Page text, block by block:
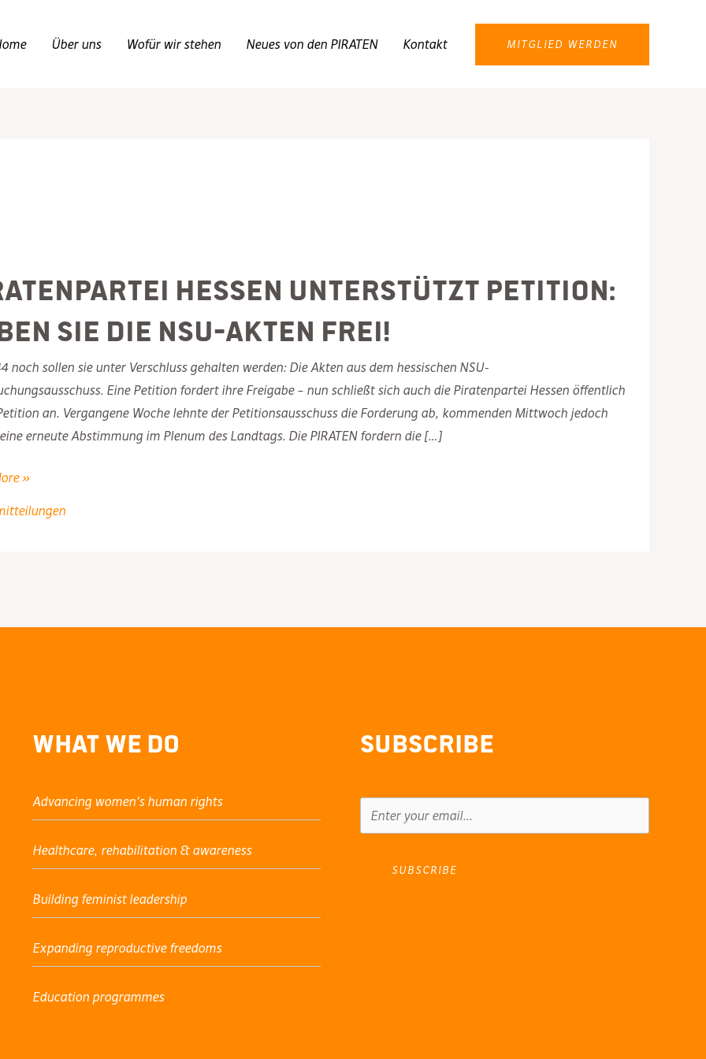
Über uns Wofür wir stehen Neues von den PIRATEN Kontakt MITGLIED WERDEN
Hessen unterstützt Petition:
Sie die NSU-Akten frei!
noch sollen sie unter Verschluss gehalten werden: Die Akten aus dem hessischen NSU-
Eine Petition fordert ihre Freigabe – nun schließt sich auch die Piratenpartei Hessen öffentlich
an. Vergangene Woche lehnte der Petitionsausschuss die Forderung ab, kommenden Mittwoch jedoch
erneute Abstimmung im Plenum des Landtags. Die PIRATEN fordern die […]
»
What We Do
Advancing women’s human rights
Healthcare, rehabilitation & awareness
Building feminist leadership
Expanding reproductive freedoms
Education programmes
Subscribe
SUBSCRIBE